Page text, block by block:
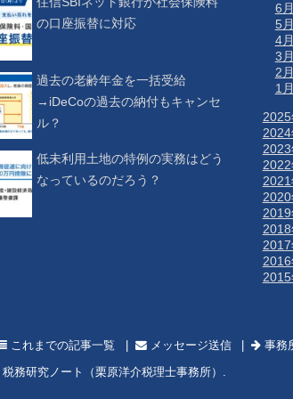
の口座振替に対応
過去の老齢年金を一括受給
→iDeCoの過去の納付もキャンセ
ル？
低未利用土地の特例の実務はどう
なっているのだろう？
6月
5月
4月
3月
2月
1月
これまでの記事一覧 メッセージ送信
事務
税務研究ノート（栗原洋介税理士事務所）